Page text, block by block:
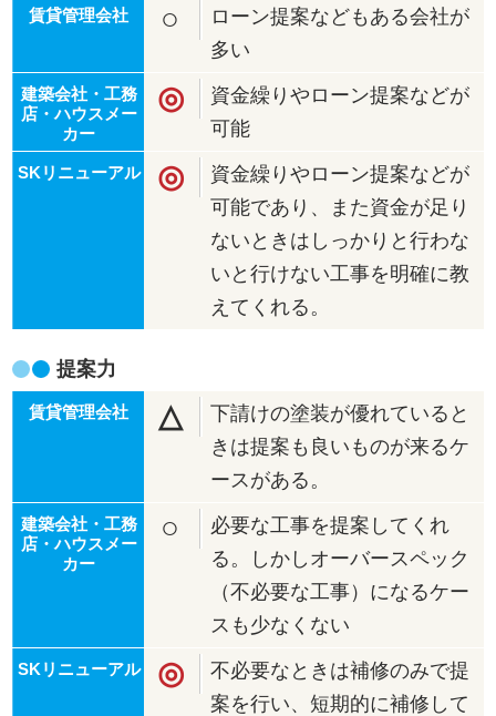
○
ローン提案などもある会社が
多い
◎
資金繰りやローン提案などが
可能
◎
資金繰りやローン提案などが
可能であり、また資金が足り
ないときはしっかりと行わな
いと行けない工事を明確に教
えてくれる。
提案力
△
下請けの塗装が優れていると
きは提案も良いものが来るケ
ースがある。
○
必要な工事を提案してくれ
る。しかしオーバースペック
（不必要な工事）になるケー
スも少なくない
◎
不必要なときは補修のみで提
案を行い、短期的に補修して